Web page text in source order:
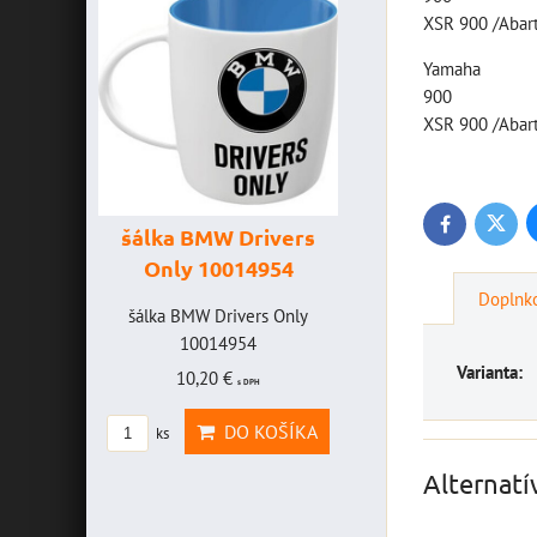
XSR 900 /
Yamaha
900
XSR 900 /
Facebook
Varianta:
šálka BMW Drivers
Only 10014954
šálka BMW Drivers Only
10014954
10,20 € s DPH
ks DO KOŠÍKA
šálka
VR46"
šálka "Yamaha VR46"
19,46 €s DPH